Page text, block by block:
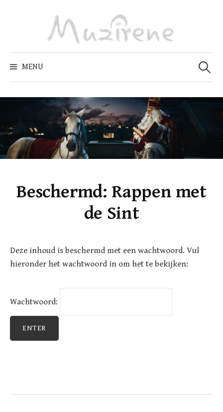
MENU
Zoeken
naar:
Beschermd: Rappen met
de Sint
Deze inhoud is beschermd met een wachtwoord. Vul
hieronder het wachtwoord in om het te bekijken:
Wachtwoord: